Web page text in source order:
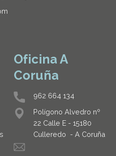
Oficina A
Coruña
962 664 134
Polígono Alvedro nº
22 Calle E - 15180
Culleredo - A Coruña